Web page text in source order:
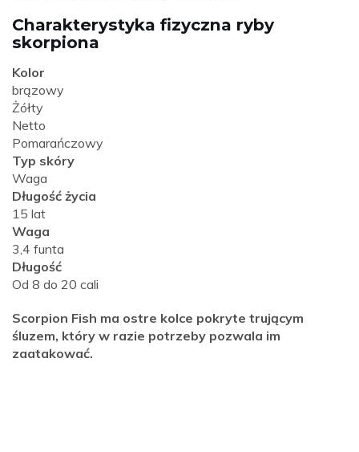
Charakterystyka fizyczna ryby
skorpiona
Kolor
brązowy
Żółty
Netto
Pomarańczowy
Typ skóry
Waga
Długość życia
15 lat
Waga
3,4 funta
Długość
Od 8 do 20 cali
Scorpion Fish ma ostre kolce pokryte trującym
śluzem, który w razie potrzeby pozwala im
zaatakować.